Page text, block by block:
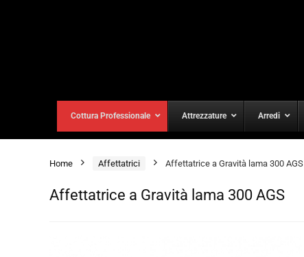
Cottura Professionale Attrezzature Arredi
Home Affettatrici Affettatrice a Gravità lama 300 AGS
Affettatrice a Gravità lama 300 AGS